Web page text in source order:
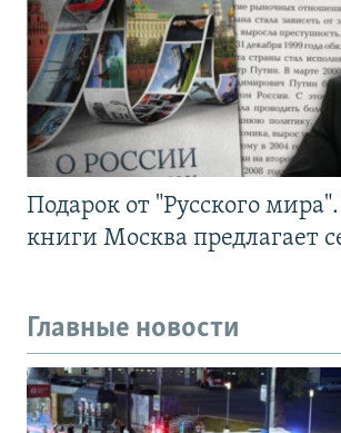
Подарок от "Русского
книги Москва предлагает
Главные новости